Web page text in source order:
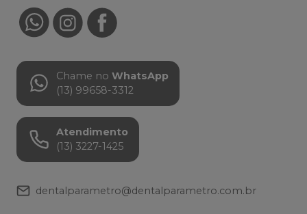
Chame no WhatsApp
(13) 99658-3312
Atendimento
(13) 3227-1425
dentalparametro@dentalparametro.com.br